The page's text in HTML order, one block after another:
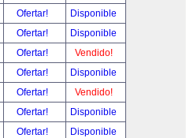
Ofertar!
Disponible
Ofertar!
Disponible
Ofertar!
Vendido!
Ofertar!
Disponible
Ofertar!
Vendido!
Ofertar!
Disponible
Ofertar!
Disponible